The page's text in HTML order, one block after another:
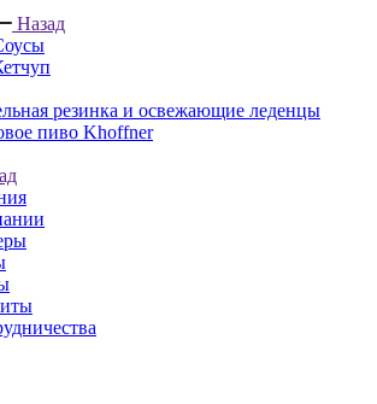
Назад
резинка и освежающие леденцы
пиво Khoffner